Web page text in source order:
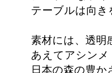
テーブルは向き
素材には、透明
あえてアシンメ
日本の森の豊か